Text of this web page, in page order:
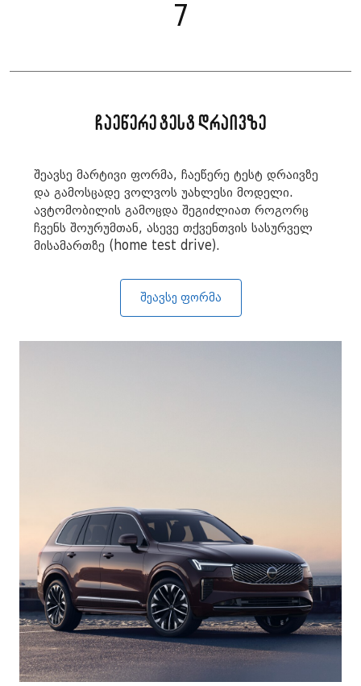
7
ჩაეწერე ტესტ დრაივზე
შეავსე მარტივი ფორმა, ჩაეწერე ტესტ დრაივზე
და გამოსცადე ვოლვოს უახლესი მოდელი.
ავტომობილის გამოცდა შეგიძლიათ როგორც
ჩვენს შოურუმთან, ასევე თქვენთვის სასურველ
მისამართზე (home test drive).
შეავსე ფორმა